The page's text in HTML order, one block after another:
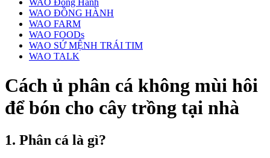
WAO ĐỒNG HÀNH
WAO FARM
WAO FOODs
WAO SỨ MỆNH TRÁI TIM
WAO TALK
Cách ủ phân cá không mùi hôi
để bón cho cây trồng tại nhà
1. Phân cá là gì?